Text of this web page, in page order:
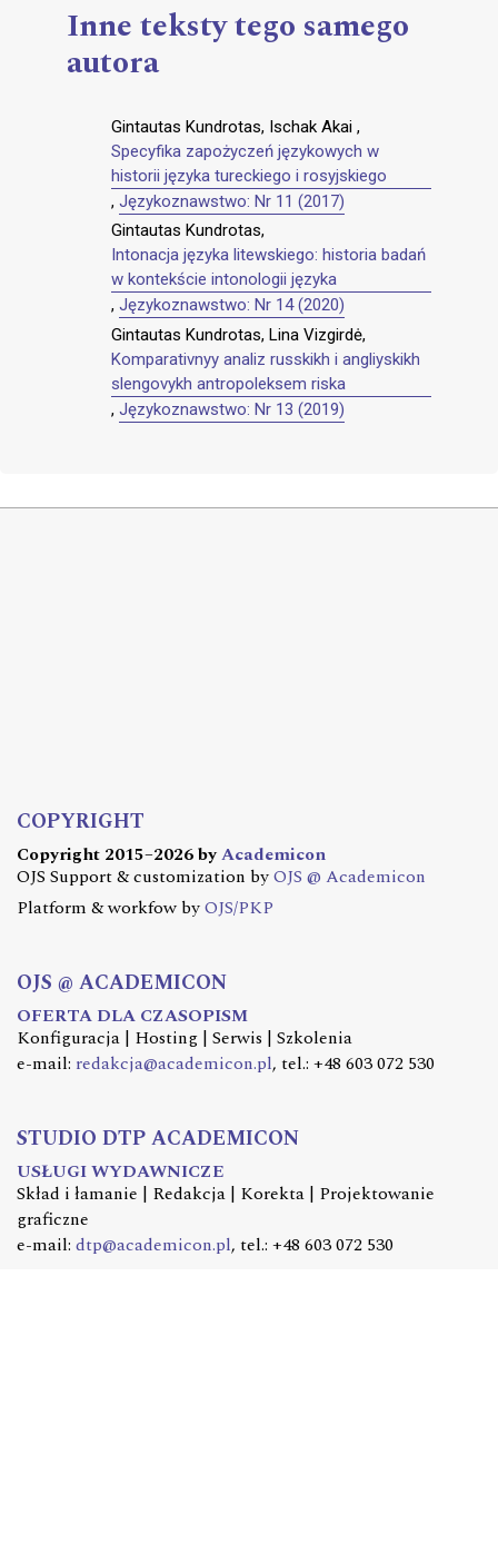
Inne teksty tego samego
autora
Gintautas Kundrotas, Ischak Akai ,
Specyfika zapożyczeń językowych w
historii języka tureckiego i rosyjskiego
, Językoznawstwo: Nr 11 (2017)
Gintautas Kundrotas,
Intonacja języka litewskiego: historia badań
w kontekście intonologii języka
, Językoznawstwo: Nr 14 (2020)
Gintautas Kundrotas, Lina Vizgirdė,
Komparativnyy analiz russkikh i angliyskikh
slengovykh antropoleksem riska
, Językoznawstwo: Nr 13 (2019)
COPYRIGHT
Copyright 2015–2026 byAcademicon
OJS Support & customization byOJS @ Academicon
Platform & workfow byOJS/PKP
OJS @ ACADEMICON
OFERTA DLA CZASOPISM
Konfiguracja | Hosting | Serwis | Szkolenia
e-mail: redakcja@academicon.pl, tel.: +48 603 072 530
STUDIO DTP ACADEMICON
USŁUGI WYDAWNICZE
Skład i łamanie | Redakcja | Korekta | Projektowanie
graficzne
e-mail: dtp@academicon.pl, tel.: +48 603 072 530